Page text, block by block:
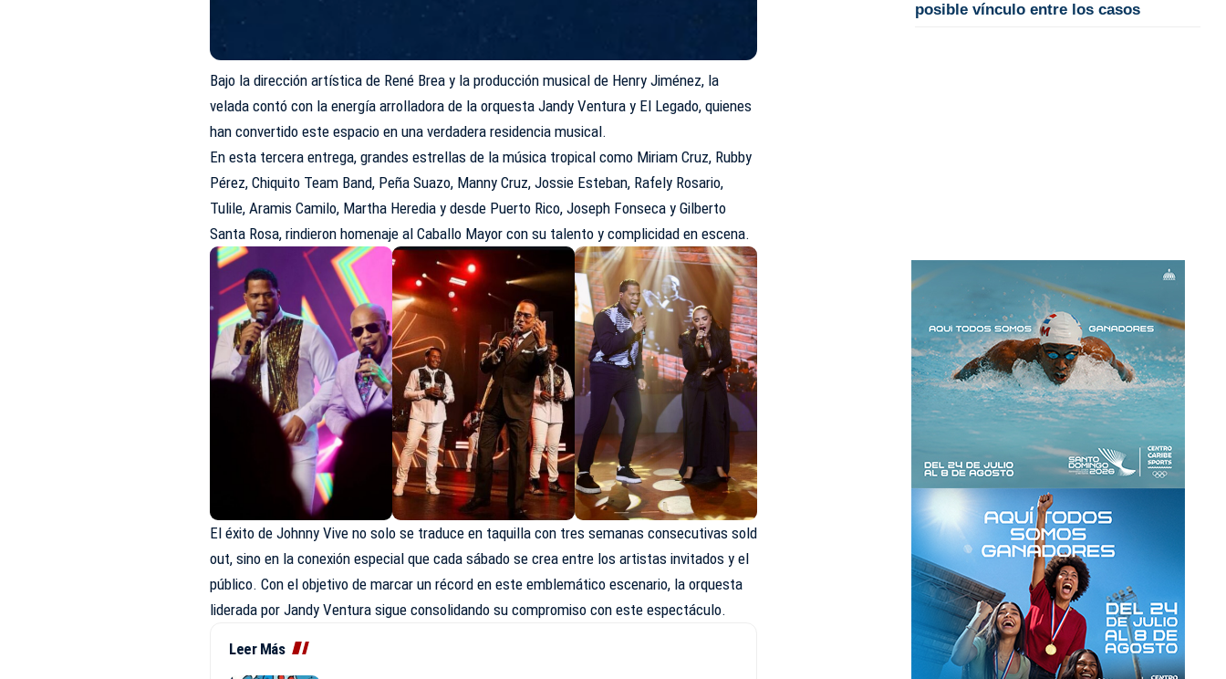
Bajo la dirección artística de René Brea y la producción musical de Henry Jiménez, la
velada contó con la energía arrolladora de la orquesta Jandy Ventura y El Legado, quienes
han convertido este espacio en una verdadera residencia musical.
En esta tercera entrega, grandes estrellas de la música tropical como Miriam Cruz, Rubby
Pérez, Chiquito Team Band, Peña Suazo, Manny Cruz, Jossie Esteban, Rafely Rosario,
Tulile, Aramis Camilo, Martha Heredia y desde Puerto Rico, Joseph Fonseca y Gilberto
Santa Rosa, rindieron homenaje al Caballo Mayor con su talento y complicidad en escena.
El éxito de Johnny Vive no solo se traduce en taquilla con tres semanas consecutivas sold
out, sino en la conexión especial que cada sábado se crea entre los artistas invitados y el
público. Con el objetivo de marcar un récord en este emblemático escenario, la orquesta
liderada por Jandy Ventura sigue consolidando su compromiso con este espectáculo.
Leer Más
posible vínculo entre los casos